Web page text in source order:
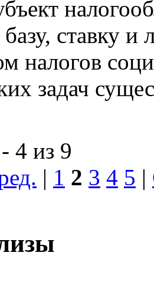
ставку и
налогов
задач
4 из 9
| 1 2 3 4 5 |